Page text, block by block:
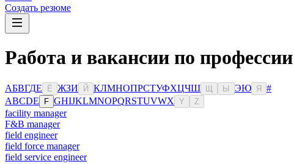
Создать резюме
Работа и вакансии по
АБВГДЕ Ё ЖЗИ Й КЛМНОПРСТУФХЦЧШ Ы ЭЮ Я
#
ABCDE F GHIJKLMNOPQRSTUVWX Y Z
facility manager
F&B manager
field engineer
field force manager
field service engineer